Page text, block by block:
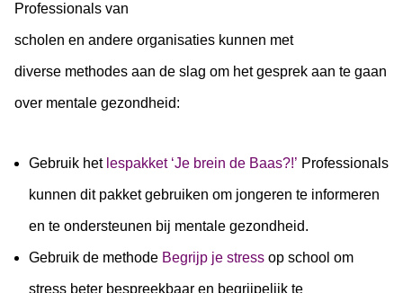
Professionals van
scholen en andere organisaties kunnen met
diverse methodes aan de slag om het gesprek aan te gaan
over mentale gezondheid:
Gebruik het lespakket ‘Je brein de Baas?!’ Professionals
kunnen dit pakket gebruiken om jongeren te informeren
en te ondersteunen bij mentale gezondheid.
Gebruik de methode Begrijp je stress op school om
stress beter bespreekbaar en begrijpelijk te